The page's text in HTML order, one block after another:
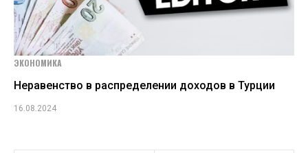
ЭКОНОМИКА
Неравенство в распределении доходов в Турции
16.08.2024